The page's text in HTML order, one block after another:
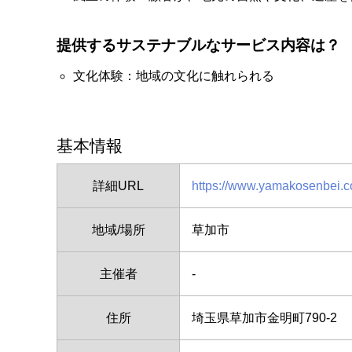
提供するサステナブルなサービス内容は？
文化体験：地域の文化に触れられる
基本情報
詳細URL https://
地域/場所 草加市
主催者 -
住所 埼玉県草加市金明町790‐2